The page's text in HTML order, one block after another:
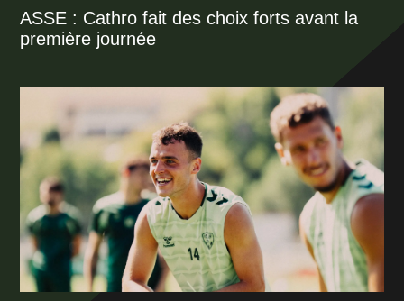
ASSE : Cathro fait des choix forts avant la
première journée